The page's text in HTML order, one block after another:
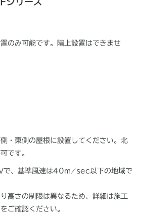
のみ可能です。階上設置はできませ
・東側の屋根に設置してください。北
です。
、基準風速は40m ⁄ sec以下の地域で
高さの制限は異なるため、詳細は施工
ご確認ください。